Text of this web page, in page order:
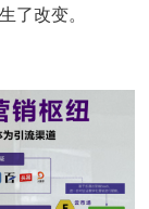
了改变。